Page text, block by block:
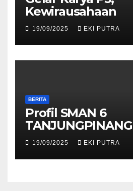
Kewirausahaan
19/09/2025 EKI PUTRA
BERITA
Profil SMAN 6
TANJUNGPINANG
19/09/2025 EKI PUTRA